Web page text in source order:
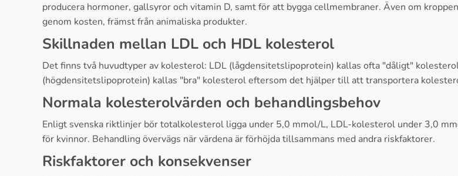
producera hormoner, gallsyror och vitamin D, samt för att bygga cellmembraner. Även om
genom kosten, främst från animaliska produkter.
Skillnaden mellan LDL och HDL kolesterol
Det finns två huvudtyper av kolesterol: LDL (lågdensitetslipoprotein) kallas ofta "dåligt"
(högdensitetslipoprotein) kallas "bra" kolesterol eftersom det hjälper till att transportera
Normala kolesterolvärden och behandlingsbehov
Enligt svenska riktlinjer bör totalkolesterol ligga under 5,0 mmol/L, LDL-kolesterol under 3,0
för kvinnor. Behandling övervägs när värdena är förhöjda tillsammans med andra riskfaktorer.
Riskfaktorer och konsekvenser